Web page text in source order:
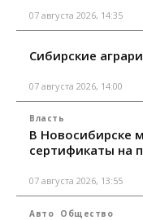
07 августа 2026, 14:35
Сибирские
07 августа 2026, 14:00
Власть
В Новосибирске
сертификаты на
07 августа 2026, 13:55
Авто Общество